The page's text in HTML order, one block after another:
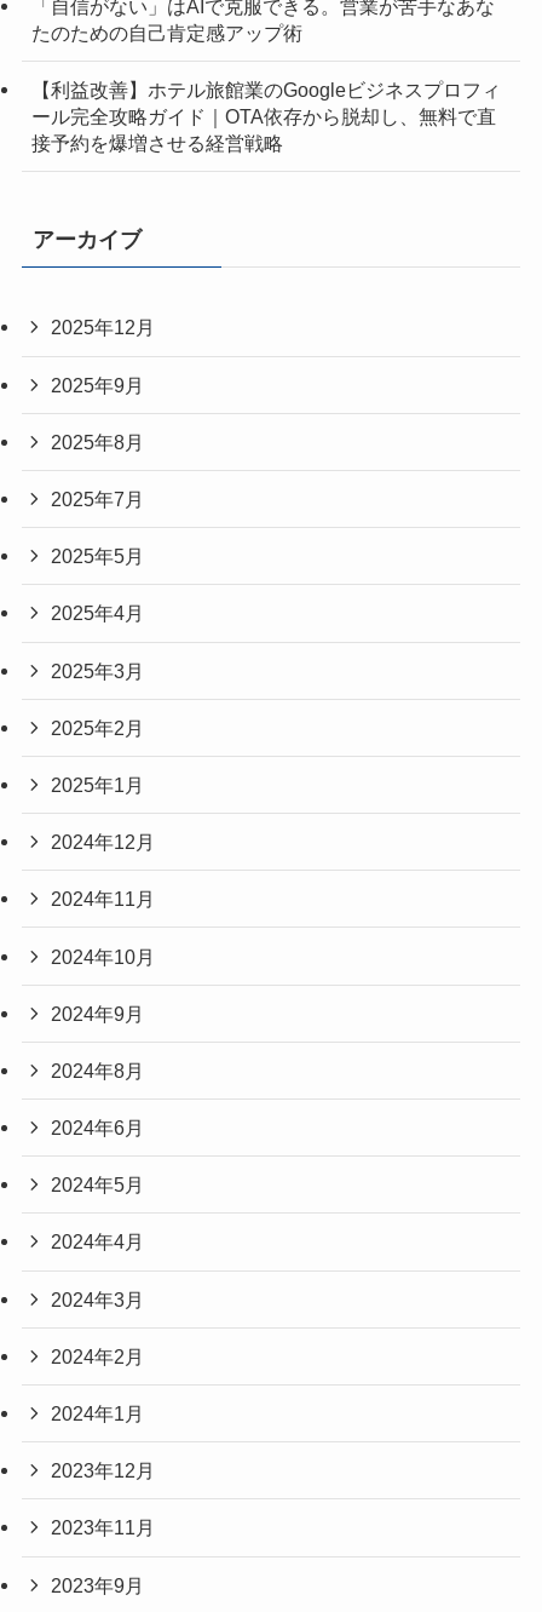
「自信がない」はAIで克服できる。営業が苦手なあな
たのための自己肯定感アップ術
【利益改善】ホテル旅館業のGoogleビジネスプロフィ
ール完全攻略ガイド｜OTA依存から脱却し、無料で直
接予約を爆増させる経営戦略
アーカイブ
2025年12月
2025年9月
2025年8月
2025年7月
2025年5月
2025年4月
2025年3月
2025年2月
2025年1月
2024年12月
2024年11月
2024年10月
2024年9月
2024年8月
2024年6月
2024年5月
2024年4月
2024年3月
2024年2月
2024年1月
2023年12月
2023年11月
2023年9月